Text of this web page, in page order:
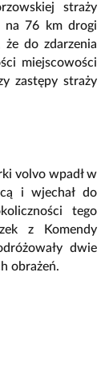
straży
na 76 km drogi
że do zdarzenia
miejscowości
zastępy straży
volvo wpadł w
i wjechał do
tego
z Komendy
dwie
obrażeń.